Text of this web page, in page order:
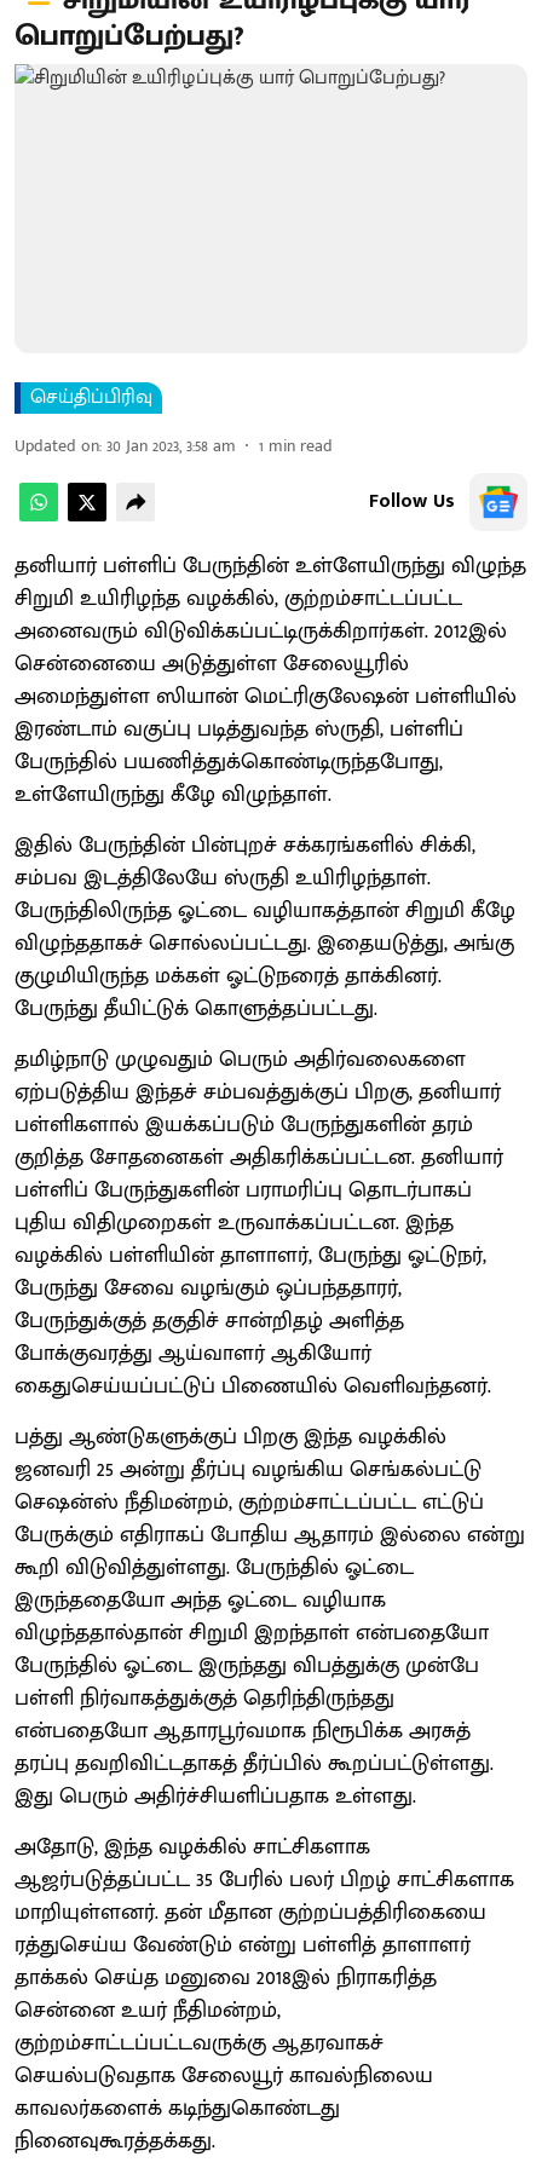
பொறுப்பேற்பது?
செய்திப்பிரிவு
Updated on:30 Jan 2023, 3:58 am 1 min read
Follow Us
தனியார் பள்ளிப் பேருந்தின் உள்ளேயிருந்து விழுந்த
சிறுமி உயிரிழந்த வழக்கில், குற்றம்சாட்டப்பட்ட
அனைவரும் விடுவிக்கப்பட்டிருக்கிறார்கள். 2012இல்
சென்னையை அடுத்துள்ள சேலையூரில்
அமைந்துள்ள ஸியான் மெட்ரிகுலேஷன் பள்ளியில்
இரண்டாம் வகுப்பு படித்துவந்த ஸ்ருதி, பள்ளிப்
பேருந்தில் பயணித்துக்கொண்டிருந்தபோது,
உள்ளேயிருந்து கீழே விழுந்தாள்.
இதில் பேருந்தின் பின்புறச் சக்கரங்களில் சிக்கி,
சம்பவ இடத்திலேயே ஸ்ருதி உயிரிழந்தாள்.
பேருந்திலிருந்த ஓட்டை வழியாகத்தான் சிறுமி கீழே
விழுந்ததாகச் சொல்லப்பட்டது. இதையடுத்து, அங்கு
குழுமியிருந்த மக்கள் ஓட்டுநரைத் தாக்கினர்.
பேருந்து தீயிட்டுக் கொளுத்தப்பட்டது.
தமிழ்நாடு முழுவதும் பெரும் அதிர்வலைகளை
ஏற்படுத்திய இந்தச் சம்பவத்துக்குப் பிறகு, தனியார்
பள்ளிகளால் இயக்கப்படும் பேருந்துகளின் தரம்
குறித்த சோதனைகள் அதிகரிக்கப்பட்டன. தனியார்
பள்ளிப் பேருந்துகளின் பராமரிப்பு தொடர்பாகப்
புதிய விதிமுறைகள் உருவாக்கப்பட்டன. இந்த
வழக்கில் பள்ளியின் தாளாளர், பேருந்து ஓட்டுநர்,
பேருந்து சேவை வழங்கும் ஒப்பந்ததாரர்,
பேருந்துக்குத் தகுதிச் சான்றிதழ் அளித்த
போக்குவரத்து ஆய்வாளர் ஆகியோர்
கைதுசெய்யப்பட்டுப் பிணையில் வெளிவந்தனர்.
பத்து ஆண்டுகளுக்குப் பிறகு இந்த வழக்கில்
ஜனவரி 25 அன்று தீர்ப்பு வழங்கிய செங்கல்பட்டு
செஷன்ஸ் நீதிமன்றம், குற்றம்சாட்டப்பட்ட எட்டுப்
பேருக்கும் எதிராகப் போதிய ஆதாரம் இல்லை என்று
கூறி விடுவித்துள்ளது. பேருந்தில் ஓட்டை
இருந்ததையோ அந்த ஓட்டை வழியாக
விழுந்ததால்தான் சிறுமி இறந்தாள் என்பதையோ
பேருந்தில் ஓட்டை இருந்தது விபத்துக்கு முன்பே
பள்ளி நிர்வாகத்துக்குத் தெரிந்திருந்தது
என்பதையோ ஆதாரபூர்வமாக நிரூபிக்க அரசுத்
தரப்பு தவறிவிட்டதாகத் தீர்ப்பில் கூறப்பட்டுள்ளது.
இது பெரும் அதிர்ச்சியளிப்பதாக உள்ளது.
அதோடு, இந்த வழக்கில் சாட்சிகளாக
ஆஜர்படுத்தப்பட்ட 35 பேரில் பலர் பிறழ் சாட்சிகளாக
மாறியுள்ளனர். தன் மீதான குற்றப்பத்திரிகையை
ரத்துசெய்ய வேண்டும் என்று பள்ளித் தாளாளர்
தாக்கல் செய்த மனுவை 2018இல் நிராகரித்த
சென்னை உயர் நீதிமன்றம்,
குற்றம்சாட்டப்பட்டவருக்கு ஆதரவாகச்
செயல்படுவதாக சேலையூர் காவல்நிலைய
காவலர்களைக் கடிந்துகொண்டது
நினைவுகூரத்தக்கது.